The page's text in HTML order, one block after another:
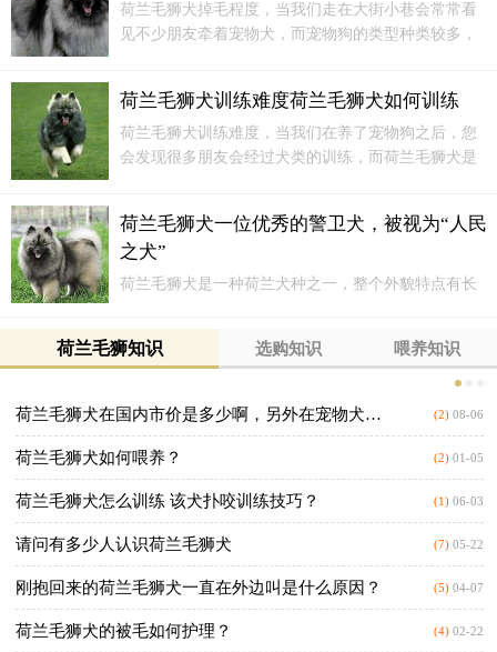
荷兰毛狮犬掉毛程度，当我们走在大街小巷会常常看
见不少朋友牵着宠物犬，而宠物狗的类型种类较多，
荷兰毛狮犬训练难度荷兰毛狮犬如何训练
荷兰毛狮犬训练难度，当我们在养了宠物狗之后，您
会发现很多朋友会经过犬类的训练，而荷兰毛狮犬是
荷兰毛狮犬一位优秀的警卫犬，被视为“人民
之犬”
荷兰毛狮犬是一种荷兰犬种之一，整个外貌特点有长
犬，在多数家庭，还有部队军队当中都会看见荷兰毛
荷兰毛狮知识 选购知识 喂养知识
荷兰毛狮犬在国内市价是多少啊，另外在宠物犬中还. (2)08-06
荷兰毛狮犬如何喂养？ (2)01-05
荷兰毛狮犬怎么训练 该犬扑咬训练技巧？ (1)06-03
请问有多少人认识荷兰毛狮犬 (7)05-22
刚抱回来的荷兰毛狮犬一直在外边叫是什么原因？ (5)04-07
荷兰毛狮犬的被毛如何护理？ (4)02-22